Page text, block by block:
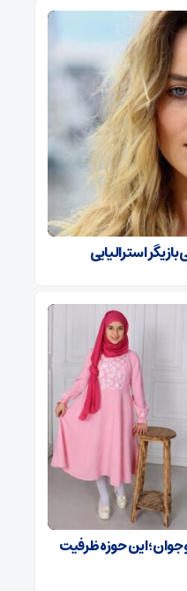
استرالیایی
این حوزه ظرفیت